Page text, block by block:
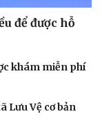
để được hỗ
khám miễn phí
Lưu Vệ cơ bản